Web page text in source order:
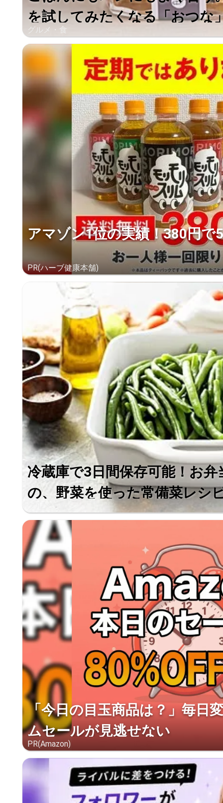
を試してみたくなる「おつな
グルメ・食
アマゾン1位の実績！380円で
PR(ハーブ健康本舗)
冷蔵庫で3日間保存可能！お
の、野菜を使った常備菜レシ
グルメ・食
「今日の目玉商品は？」毎日
ムセールが見逃せない
PR(Amazon)